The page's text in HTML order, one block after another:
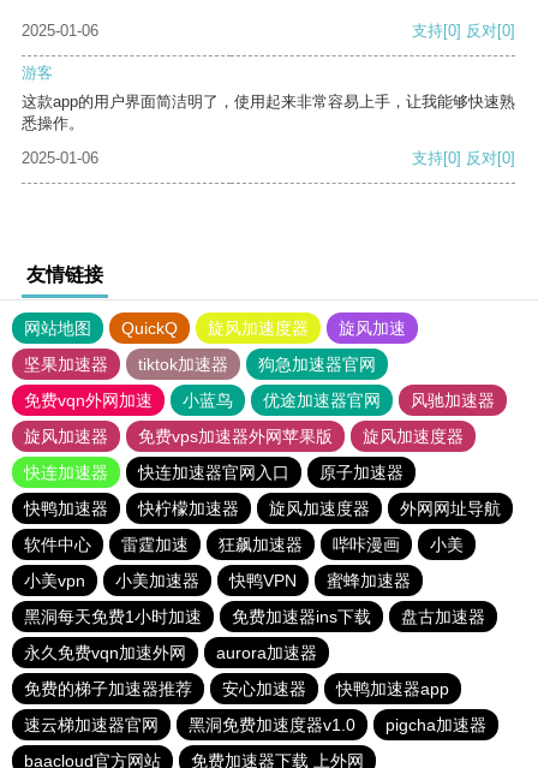
2025-01-06 支持[0] 反对[0]
游客
这款app的用户界面简洁明了，使用起来非常容易上手，让我能够快速熟
悉操作。
2025-01-06
支持[0] 反对[0]
友情链接
网站地图 QuickQ 旋风加速度器
旋风加速
坚果加速器
tiktok加速器
狗急加速器官网
免费vqn外网加速
小蓝鸟 优途加速器官网
风驰加速器
旋风加速器
免费vps加速器外网苹果版
旋风加速度器
快连加速器
快连加速器官网入口
原子加速器
快鸭加速器
快柠檬加速器 旋风加速度器
外网网址导航
软件中心
雷霆加速 狂飙加速器 哔咔漫画
小美
小美vpn
小美加速器 快鸭VPN
蜜蜂加速器
黑洞每天免费1小时加速
免费加速器ins下载
盘古加速器
永久免费vqn加速外网
aurora加速器
免费的梯子加速器推荐
安心加速器
快鸭加速器app
速云梯加速器官网
黑洞免费加速度器v1.0
pigcha加速器
baacloud官方网站
免费加速器下载 上外网